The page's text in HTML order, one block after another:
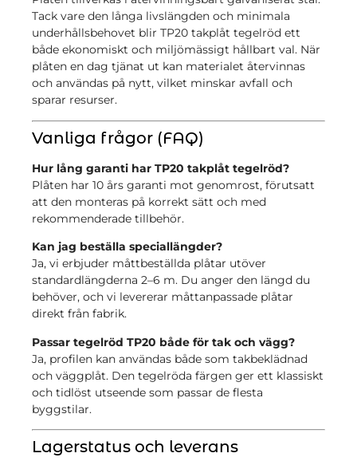
Tack vare den långa livslängden och minimala
underhållsbehovet blir TP20 takplåt tegelröd ett
både ekonomiskt och miljömässigt hållbart val. När
plåten en dag tjänat ut kan materialet återvinnas
och användas på nytt, vilket minskar avfall och
sparar resurser.
Vanliga frågor (FAQ)
Hur lång garanti har TP20 takplåt tegelröd?
Plåten har 10 års garanti mot genomrost, förutsatt
att den monteras på korrekt sätt och med
rekommenderade tillbehör.
Kan jag beställa speciallängder?
Ja, vi erbjuder måttbeställda plåtar utöver
standardlängderna 2–6 m. Du anger den längd du
behöver, och vi levererar måttanpassade plåtar
direkt från fabrik.
Passar tegelröd TP20 både för tak och vägg?
Ja, profilen kan användas både som takbeklädnad
och väggplåt. Den tegelröda färgen ger ett klassiskt
och tidlöst utseende som passar de flesta
byggstilar.
Lagerstatus och leverans